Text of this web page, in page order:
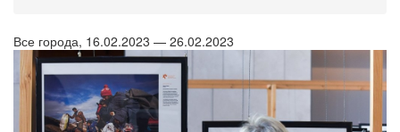
Все города, 16.02.2023 — 26.02.2023